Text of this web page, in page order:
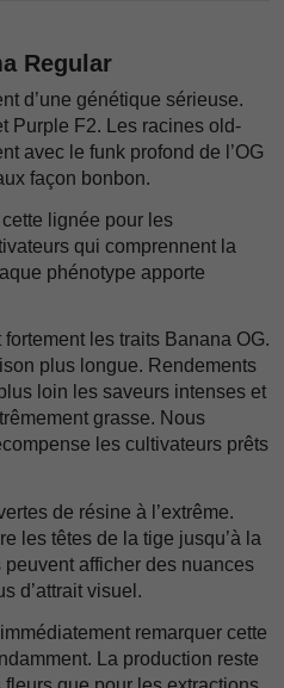
Regular
d’une génétique sérieuse.
Purple F2. Les racines old-
avec le funk profond de l’OG
façon bonbon.
lignée pour les
qui comprennent la
phénotype apporte
les traits Banana OG.
plus longue. Rendements
loin les saveurs intenses et
grasse. Nous
les cultivateurs prêts
de résine à l’extrême.
les têtes de la tige jusqu’à la
afficher des nuances
d’attrait visuel.
remarquer cette
La production reste